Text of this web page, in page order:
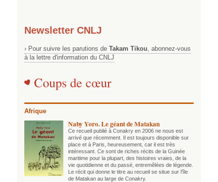
Newsletter CNLJ
› Pour suivre les parutions de Takam Tikou , abonnez-vous
à la lettre d'information du CNLJ
Coups de cœur
Afrique
Naby Yoro. Le géant de Matakan
Ce recueil publié à Conakry en 2006 ne nous est
arrivé que récemment. Il est toujours disponible sur
place et à Paris, heureusement, car il est très
intéressant. Ce sont de riches récits de la Guinée
maritime pour la plupart, des histoires vraies, de la
vie quotidienne et du passé, entremêlées de légende.
Le récit qui donne le titre au recueil se situe sur l'île
de Matakan au large de Conakry.